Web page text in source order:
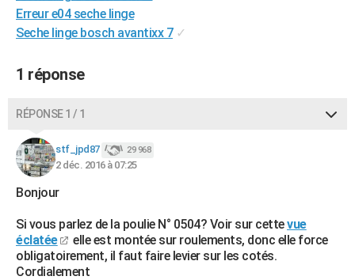
BONS PLANS
COPAINS D'AVANT
S'inscrire
Se connecter
Lycées
Collèges
Primaires
Universités
Entreprises
Service militaire
Avis de recherche
AVIS DE DÉCÈS
FORUM
Bricolage
Lifestyle
Culture
Sport
Auto
Television
Voyage
Cinema
Erreur e04 seche linge
Seche linge bosch avantixx 7 ✓
1 réponse
RÉPONSE 1 / 1
stf_jpd87 29 968
2 déc. 2016 à 07:25
Bonjour
Si vous parlez de la poulie N° 0504? Voir sur cettevue
éclatée
elle est montée sur roulements, donc elle force
obligatoirement, il faut faire levier sur les cotés.
Cordialement